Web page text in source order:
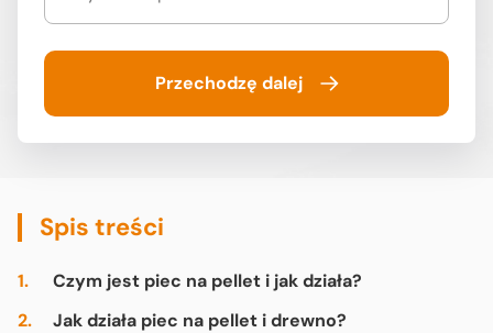
Przechodzę dalej
Spis treści
Czym jest piec na pellet i jak działa?
Jak działa piec na pellet i drewno?